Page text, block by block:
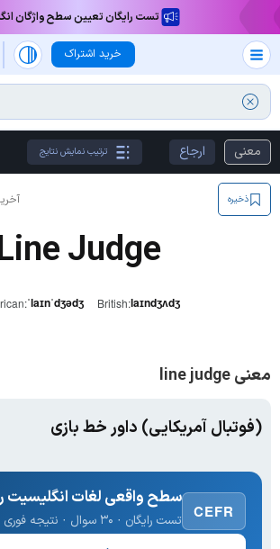
تست رایگان تعیین سطح واژگان
خرید اشتراک
معنی ارجاع ترتیب نمایش نتایج
ذخیره
Judge
ˈlaɪnˈdʒədʒ British:laɪndʒʌdʒ
معنی line judge
(فوتبال آمریکایی) داور خط بازی
CEFR
سطح واقعی لغات انگلیسیت
تست رایگان · ۳۰ سوال · نتیجه فوری